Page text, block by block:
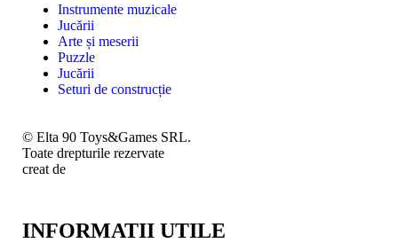
Instrumente muzicale
Jucării
Arte și meserii
Puzzle
Jucării
Seturi de construcție
© Elta 90 Toys&Games SRL.
Toate drepturile rezervate
creat de
INFORMATII UTILE